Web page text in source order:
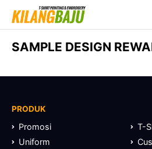
SAMPLE DESIGN
PRODUK
Promosi
T-
Uniform